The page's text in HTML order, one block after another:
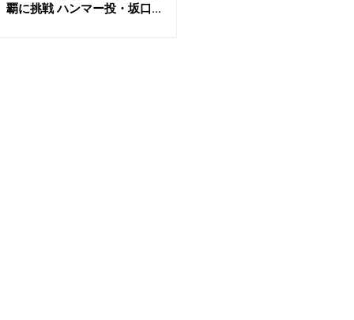
覇に挑戦 ハンマー投・坂口...